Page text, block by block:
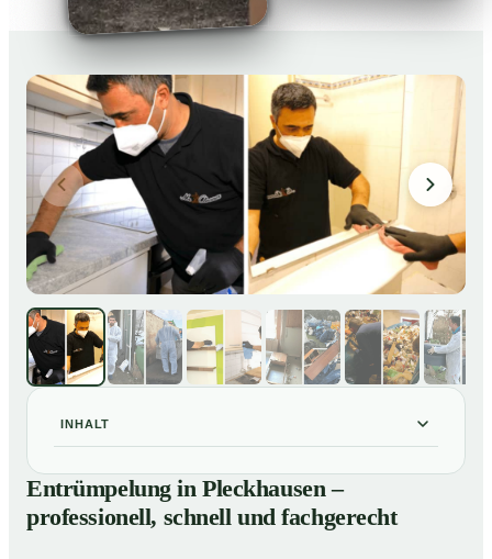
INHALT
01Entrümpelung in Pleckhausen – professionell, schnell
und fachgerecht
Entrümpelung in Pleckhausen –
professionell, schnell und fachgerecht